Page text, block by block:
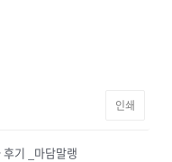
인쇄
기 _마담말랭